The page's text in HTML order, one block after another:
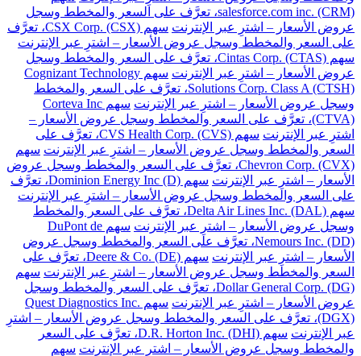
salesforce.com inc. (CRM)، تعرَّف على السعر والمخطط وسجل
عروض الأسعار – اشترِ عبر الإنترنت
سهم CSX Corp. (CSX)، تعرَّف
على السعر والمخطط وسجل عروض الأسعار – اشترِ عبر الإنترنت
سهم Cintas Corp. (CTAS)، تعرَّف على السعر والمخطط وسجل
عروض الأسعار – اشترِ عبر الإنترنت
سهم Cognizant Technology
Solutions Corp. Class A (CTSH)، تعرَّف على السعر والمخطط
وسجل عروض الأسعار – اشترِ عبر الإنترنت
سهم Corteva Inc
(CTVA)، تعرَّف على السعر والمخطط وسجل عروض الأسعار –
اشترِ عبر الإنترنت
سهم CVS Health Corp. (CVS)، تعرَّف على
السعر والمخطط وسجل عروض الأسعار – اشترِ عبر الإنترنت سهم
Chevron Corp. (CVX)، تعرَّف على السعر والمخطط وسجل عروض
الأسعار – اشترِ عبر الإنترنت
سهم Dominion Energy Inc (D)، تعرَّف
على السعر والمخطط وسجل عروض الأسعار – اشترِ عبر الإنترنت
سهم Delta Air Lines Inc. (DAL)، تعرَّف على السعر والمخطط
وسجل عروض الأسعار – اشترِ عبر الإنترنت
سهم DuPont de
Nemours Inc. (DD)، تعرَّف على السعر والمخطط وسجل عروض
الأسعار – اشترِ عبر الإنترنت
سهم Deere & Co. (DE)، تعرَّف على
السعر والمخطط وسجل عروض الأسعار – اشترِ عبر الإنترنت سهم
Dollar General Corp. (DG)، تعرَّف على السعر والمخطط وسجل
عروض الأسعار – اشترِ عبر الإنترنت
سهم Quest Diagnostics Inc.
(DGX)، تعرَّف على السعر والمخطط وسجل عروض الأسعار – اشترِ
عبر الإنترنت
سهم D.R. Horton Inc. (DHI)، تعرَّف على السعر
والمخطط وسجل عروض الأسعار – اشترِ عبر الإنترنت سهم